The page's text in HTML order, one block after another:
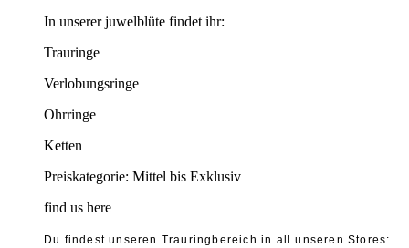
In unserer juwelblüte findet ihr:
Trauringe
Verlobungsringe
Ohrringe
Ketten
Preiskategorie: Mittel bis Exklusiv
find us here
Du findest unseren Trauringbereich in all unseren Stores: